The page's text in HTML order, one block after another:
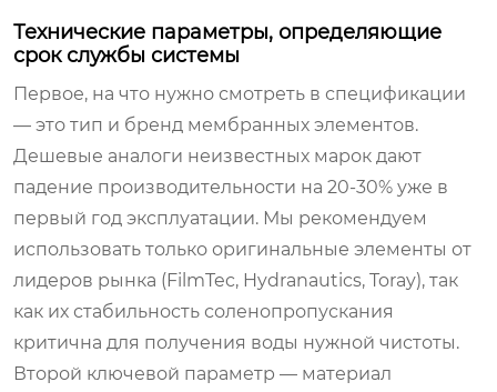
Технические параметры, определяющие
срок службы системы
Первое, на что нужно смотреть в спецификации
— это тип и бренд мембранных элементов.
Дешевые аналоги неизвестных марок дают
падение производительности на 20-30% уже в
первый год эксплуатации. Мы рекомендуем
использовать только оригинальные элементы от
лидеров рынка (FilmTec, Hydranautics, Toray), так
как их стабильность соленопропускания
критична для получения воды нужной чистоты.
Второй ключевой параметр — материал